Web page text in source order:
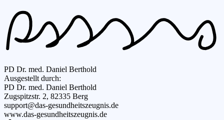
PD Dr. med. Daniel Berthold
Ausgestellt durch:
PD Dr. med. Daniel Berthold
Zugspitzstr. 2, 82335 Berg
support@das-gesundheitszeugnis.de
www.das-gesundheitszeugnis.de